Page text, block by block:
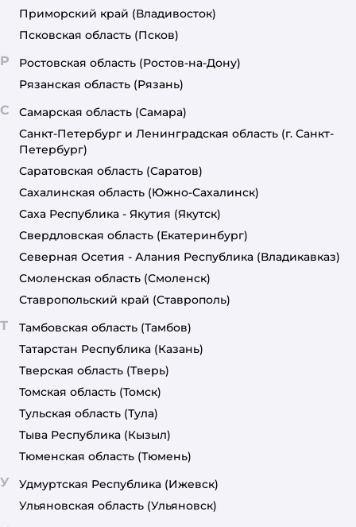
Приморский край (Владивосток)
Псковская область (Псков)
Р Ростовская область (Ростов-на-Дону)
Рязанская область (Рязань)
С Самарская область (Самара)
Санкт-Петербург и Ленинградская область (г. Санкт-
Петербург)
Саратовская область (Саратов)
Сахалинская область (Южно-Сахалинск)
Саха Республика - Якутия (Якутск)
Свердловская область (Екатеринбург)
Северная Осетия - Алания Республика (Владикавказ)
Смоленская область (Смоленск)
Ставропольский край (Ставрополь)
Т Тамбовская область (Тамбов)
Татарстан Республика (Казань)
Тверская область (Тверь)
Томская область (Томск)
Тульская область (Тула)
Тыва Республика (Кызыл)
Тюменская область (Тюмень)
У Удмуртская Республика (Ижевск)
Ульяновская область (Ульяновск)